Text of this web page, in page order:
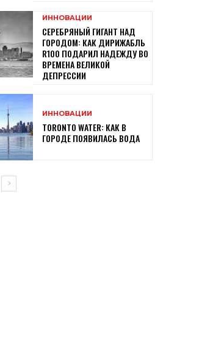
ИННОВАЦИИ
СЕРЕБРЯНЫЙ ГИГАНТ НАД
ГОРОДОМ: КАК ДИРИЖАБЛЬ
R100 ПОДАРИЛ НАДЕЖДУ ВО
ВРЕМЕНА ВЕЛИКОЙ
ДЕПРЕССИИ
ИННОВАЦИИ
TORONTO WATER: КАК В
ГОРОДЕ ПОЯВИЛАСЬ ВОДА